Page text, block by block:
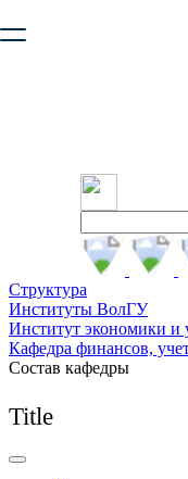
безопасную работу с
Структура
Институты ВолГУ
Институт экономики и
Кафедра финансов,
Состав кафедры
Title